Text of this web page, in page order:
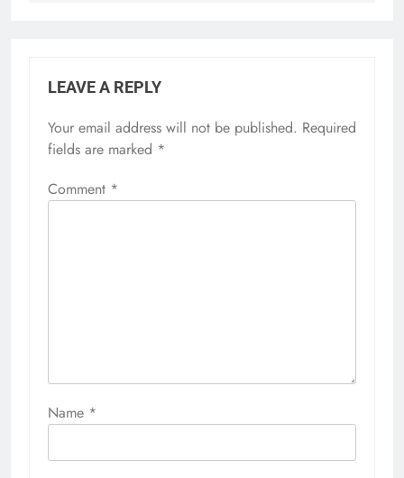
LEAVE A REPLY
Your email address will not be published. Required
fields are marked *
Comment *
Name *